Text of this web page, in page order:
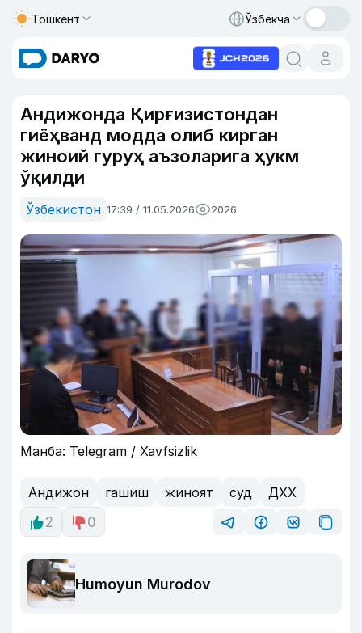
Тошкент Ўзбекча
Андижонда Қирғизистондан
гиёҳванд модда олиб кирган
жиноий гуруҳ аъзоларига ҳукм
ўқилди
Ўзбекистон 17:39 / 11.05.2026 2026
Манба: Telegram / Xavfsizlik
Андижон гашиш жиноят суд
ДХХ
2
0
Humoyun Murodov